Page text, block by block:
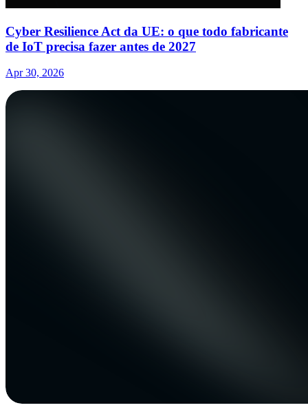
Cyber Resilience Act da UE: o que todo fabricante
de IoT precisa fazer antes de 2027
Apr 30, 2026